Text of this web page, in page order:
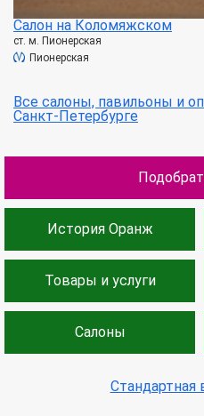
Салон на Коломяжском
ст. м. Пионерская
Пионерская
Все салоны, павильоны и
Санкт-Петербурге
История Оранж
Товары и услуги
Салоны
Стандартная